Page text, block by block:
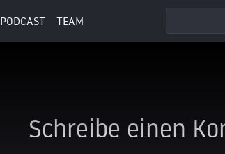
PODCAST TEAM
Schreibe einen